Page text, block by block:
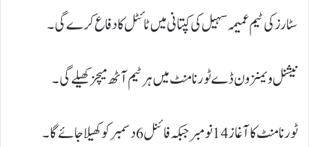
سٹارز کی ٹیم عمیمہ سہیل کی کپتانی میں ٹائٹل کا دفاع کرے گی۔
نیشنل ویمنز ون ڈے ٹورنامنٹ میں ہر ٹیم آٹھ میچز کھیلے گی۔
ٹورنامنٹ کا آغاز 14 نومبر جبکہ فائنل 6 دسمبر کو کھیلا جائے گا۔